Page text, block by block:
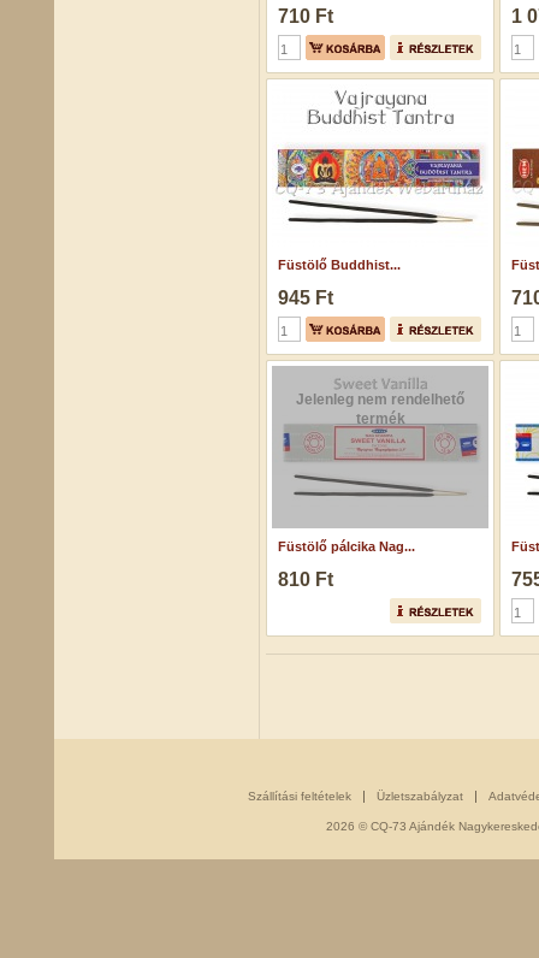
710 Ft 1
Füstölő Buddhist...
945 Ft
Jelenleg nem rendelhető
termék
Füstölő pálcika Nag...
810 Ft
Szállítási feltételek Üzletszabályzat
2026 © CQ-73 Ajándék